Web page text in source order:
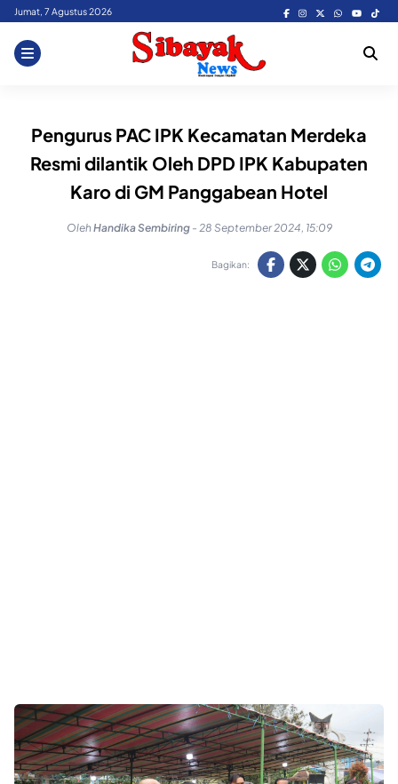
Skip
content
Jumat, 7 Agustus 2026
Pengurus PAC IPK Kecamatan Merdeka
Resmi dilantik Oleh DPD IPK Kabupaten
Karo di GM Panggabean Hotel
OlehHandika Sembiring - 28 September 2024, 15:09
Bagikan: